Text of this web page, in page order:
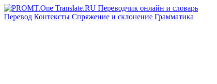
Перевод Контексты Спряжение и склонение Грамматика